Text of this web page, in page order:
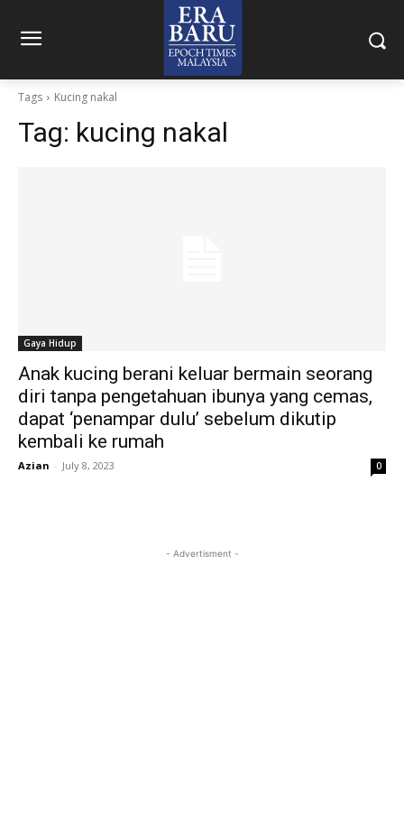
Tags Kucing nakal
Tag: kucing nakal
Gaya Hidup
Anak kucing berani keluar bermain seorang
diri tanpa pengetahuan ibunya yang cemas,
dapat ‘penampar dulu’ sebelum dikutip
kembali ke rumah
Azian - July 8, 2023 0
- Advertisment -